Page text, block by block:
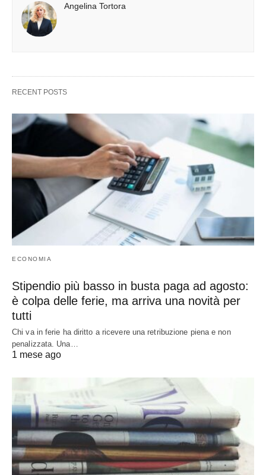
Angelina Tortora
RECENT POSTS
ECONOMIA
Stipendio più basso in busta paga ad agosto:
è colpa delle ferie, ma arriva una novità per
tutti
Chi va in ferie ha diritto a ricevere una retribuzione piena e non
penalizzata. Una…
1 mese ago